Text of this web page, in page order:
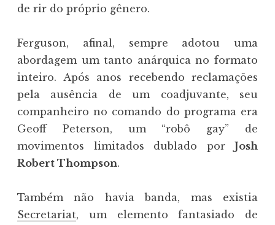
de rir do próprio gênero.
Ferguson, afinal, sempre adotou uma
abordagem um tanto anárquica no formato
inteiro. Após anos recebendo reclamações
pela ausência de um coadjuvante, seu
companheiro no comando do programa era
Geoff Peterson, um “robô gay” de
movimentos limitados dublado por Josh
Robert Thompson.
Também não havia banda, mas existia
Secretariat, um elemento fantasiado de